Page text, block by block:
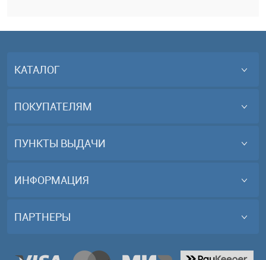
КАТАЛОГ
ПОКУПАТЕЛЯМ
ПУНКТЫ ВЫДАЧИ
ИНФОРМАЦИЯ
ПАРТНЕРЫ